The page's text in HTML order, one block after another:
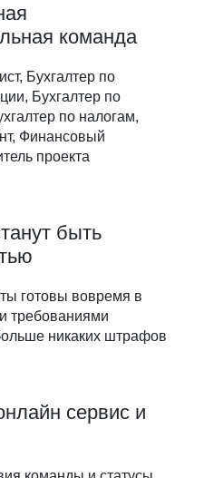
команда
Бухгалтер по
Бухгалтер по
по налогам,
Финансовый
проекта
быть
готовы вовремя в
требованиями
никаких штрафов
сервис и